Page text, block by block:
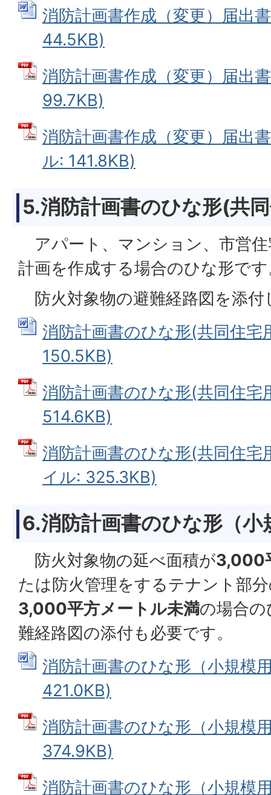
消防計画書作成（変更）届出
44.5KB)
消防計画書作成（変更）届出
99.7KB)
消防計画書作成（変更）届出
ル: 141.8KB)
5.消防計画書のひな形(共
アパート、マンション、市営
計画を作成する場合のひな形で
防火対象物の避難経路図を添付
消防計画書のひな形(共同住
150.5KB)
消防計画書のひな形(共同住宅
514.6KB)
消防計画書のひな形(共同住宅
イル: 325.3KB)
6.消防計画書のひな形（小
防火対象物の延べ面積が3,000
たは防火管理をするテナント部
3,000平方メートル未満の場合
難経路図の添付も必要です。
消防計画書のひな形（小規模
421.0KB)
消防計画書のひな形（小規模
374.9KB)
消防計画書のひな形（小規模